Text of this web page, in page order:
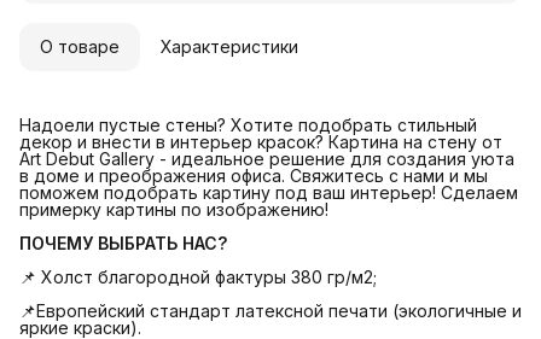
О товаре Характеристики
Надоели пустые стены? Хотите подобрать стильный
декор и внести в интерьер красок? Картина на стену от
Art Debut Gallery - идеальное решение для создания уюта
в доме и преображения офиса. Свяжитесь с нами и мы
поможем подобрать картину под ваш интерьер! Сделаем
примерку картины по изображению!
ПОЧЕМУ ВЫБРАТЬ НАС?
📌 Холст благородной фактуры 380 гр/м2;
📌Европейский стандарт латексной печати (экологичные и
яркие краски).